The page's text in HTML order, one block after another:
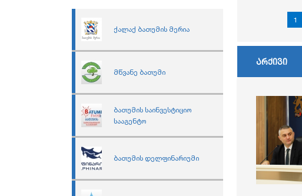
ქალაქ ბათუმის მერია
მწვანე ბათუმი
ბათუმის საინვესტიციო
სააგენტო
ბათუმის დელფინარიუმი
1
არქივი